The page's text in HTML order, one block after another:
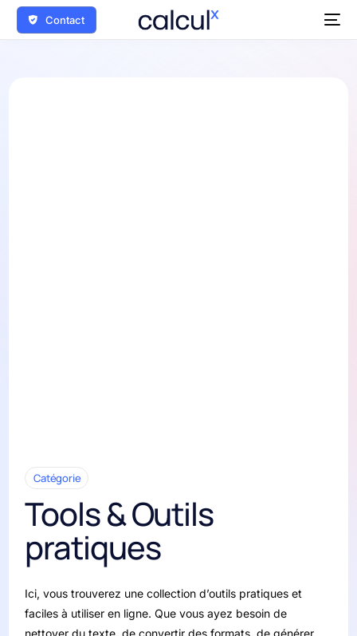
Contact
Catégorie
Tools & Outils
pratiques
Ici, vous trouverez une collection d’outils pratiques et
faciles à utiliser en ligne. Que vous ayez besoin de
nettoyer du texte, de convertir des formats, de générer